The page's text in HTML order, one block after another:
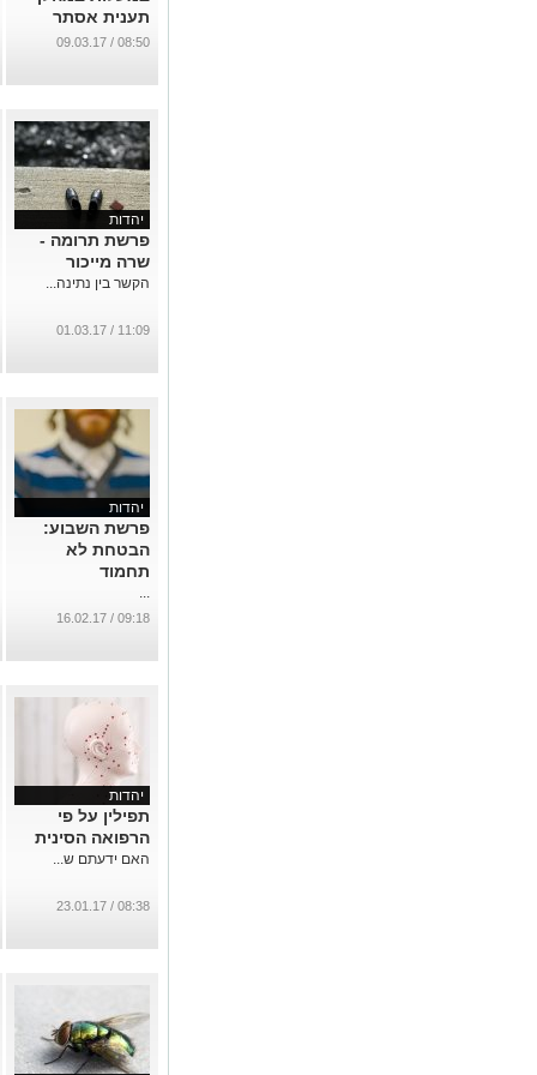
תענית אסתר
...
08:50 / 09.03.17
יהדות
פרשת תרומה -
שרה מייכור
הקשר בין נתינה...
11:09 / 01.03.17
יהדות
פרשת השבוע:
הבטחת לא
תחמוד
...
09:18 / 16.02.17
יהדות
תפילין על פי
הרפואה הסינית
האם ידעתם ש...
08:38 / 23.01.17